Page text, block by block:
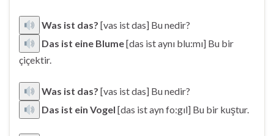
Was ist das? [vas ist das] Bu nedir?
Das ist eine Blume[das ist aynı blu:mı] Bu bir
çiçektir.
Was ist das? [vas ist das] Bu nedir?
Das ist ein Vogel [das ist ayn fo:gıl] Bu bir kuştur.